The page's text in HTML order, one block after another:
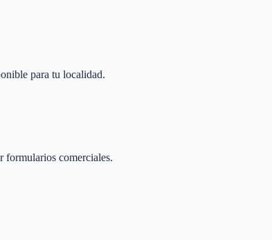
para tu localidad.
formularios comerciales.